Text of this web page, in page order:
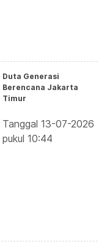
Duta Generasi
Berencana Jakarta
Timur
Tanggal 13-07-2026
pukul 10:44